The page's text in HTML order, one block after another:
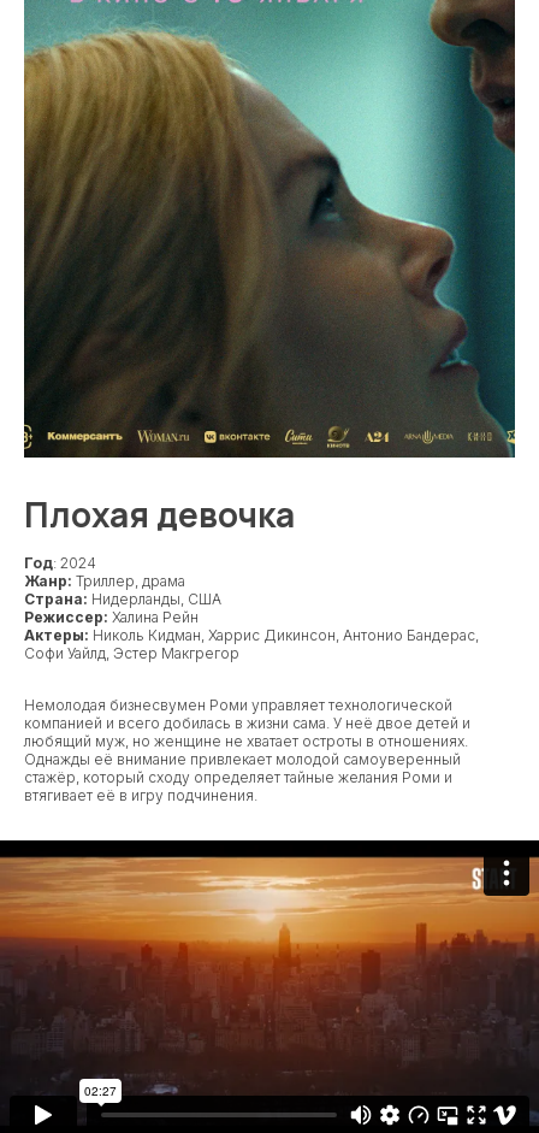
Плохая девочка
Год: 2024
Жанр: Триллер, драма
Страна: Нидерланды, США
Режиссер: Халина Рейн
Актеры: Николь Кидман, Харрис Дикинсон, Антонио Бандерас,
Софи Уайлд, Эстер Макгрегор
Немолодая бизнесвумен Роми управляет технологической
компанией и всего добилась в жизни сама. У неё двое детей и
любящий муж, но женщине не хватает остроты в отношениях.
Однажды её внимание привлекает молодой самоуверенный
стажёр, который сходу определяет тайные желания Роми и
втягивает её в игру подчинения.